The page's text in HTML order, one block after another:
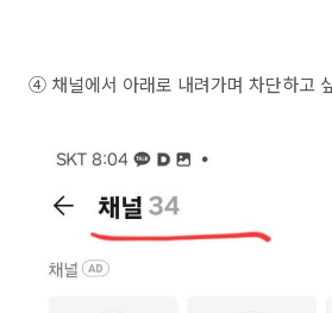
④ 채널에서 아래로 내려가며 차단하고